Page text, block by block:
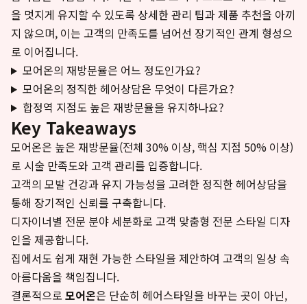
을 멋지게 유지할 수 있도록 상세한 관리 팁과 제품 추천을 아끼
지 않으며, 이는 고객의 만족도를 넘어선 장기적인 관계 형성으
로 이어집니다.
모어온의 재방문율은 어느 정도인가요?
모어온의 정직한 헤어상담은 무엇이 다른가요?
합정역 지점도 높은 재방문율을 유지하나요?
Key Takeaways
모어온은 높은 재방문율(전체 30% 이상, 핵심 지점 50% 이상)
로 시술 만족도와 고객 관리를 입증합니다.
고객의 모발 건강과 유지 가능성을 고려한 정직한 헤어상담을
통해 장기적인 신뢰를 구축합니다.
디자이너별 전문 분야 세분화로 고객 맞춤형 전문 스타일 디자
인을 제공합니다.
집에서도 쉽게 재현 가능한 스타일을 제안하여 고객의 일상 속
아름다움을 책임집니다.
결론적으로 모어온은 단순히 헤어스타일을 바꾸는 곳이 아닌,